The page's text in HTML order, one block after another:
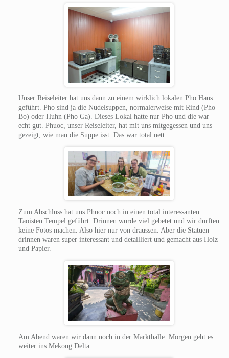
Unser Reiseleiter hat uns dann zu einem wirklich lokalen Pho Haus
geführt. Pho sind ja die Nudelsuppen, normalerweise mit Rind (Pho
Bo) oder Huhn (Pho Ga). Dieses Lokal hatte nur Pho und die war
echt gut. Phuoc, unser Reiseleiter, hat mit uns mitgegessen und uns
gezeigt, wie man die Suppe isst. Das war total nett.
Zum Abschluss hat uns Phuoc noch in einen total interessanten
Taoisten Tempel geführt. Drinnen wurde viel gebetet und wir durften
keine Fotos machen. Also hier nur von draussen. Aber die Statuen
drinnen waren super interessant und detailliert und gemacht aus Holz
und Papier.
Am Abend waren wir dann noch in der Markthalle. Morgen geht es
weiter ins Mekong Delta.